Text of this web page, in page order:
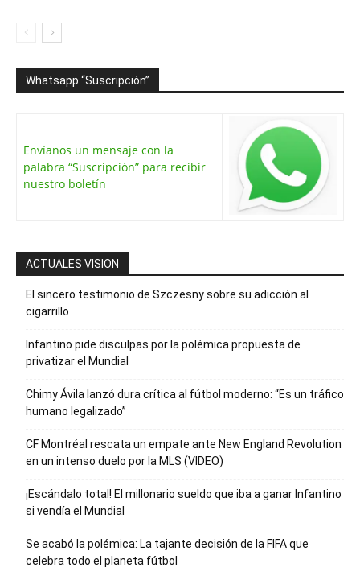
Whatsapp “Suscripción”
Envíanos un mensaje con la
palabra “Suscripción” para recibir
nuestro boletín
ACTUALES VISION
El sincero testimonio de Szczesny sobre su adicción al
cigarrillo
Infantino pide disculpas por la polémica propuesta de
privatizar el Mundial
Chimy Ávila lanzó dura crítica al fútbol moderno: “Es un tráfico
humano legalizado”
CF Montréal rescata un empate ante New England Revolution
en un intenso duelo por la MLS (VIDEO)
¡Escándalo total! El millonario sueldo que iba a ganar Infantino
si vendía el Mundial
Se acabó la polémica: La tajante decisión de la FIFA que
celebra todo el planeta fútbol